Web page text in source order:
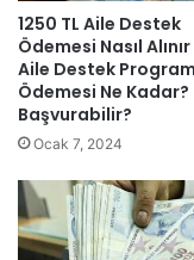
1250 TL Aile Destek
Ödemesi Nasıl
Aile Destek
Ödemesi Ne
Başvurabilir?
Ocak 7, 2024